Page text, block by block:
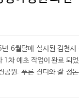
6월달에 실시된 김천시
1차 예초 작업이 완료 되
공원. 푸른 잔디와 잘 정